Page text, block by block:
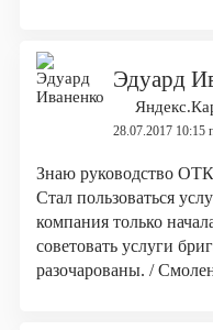
Эдуард
28.07.2017 10:15
Знаю руководство
Стал пользоваться
компания только
советовать услуги
разочарованы. /